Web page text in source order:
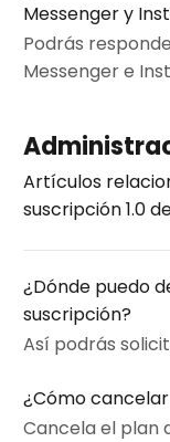
Messenger y
Podrás
Messenger e
Artículos
suscripción 1.0
¿Dónde puedo
suscripción?
Así podrás
¿Cómo
Cancela el plan